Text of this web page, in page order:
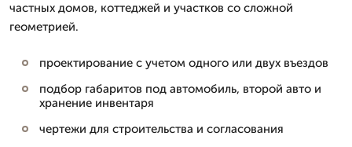
частных домов, коттеджей и участков со сложной
геометрией.
проектирование с учетом одного или двух въездов
подбор габаритов под автомобиль, второй авто и
хранение инвентаря
чертежи для строительства и согласования